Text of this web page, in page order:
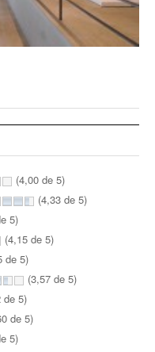
(4,00 de 5)
(4,33 de 5)
5)
(4,15 de 5)
de 5)
(3,57 de 5)
de 5)
de 5)
5)